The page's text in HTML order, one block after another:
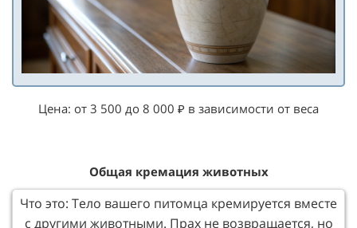
Цена: от 3 500 до 8 000 ₽ в зависимости от веса
Общая кремация животных
Что это: Тело вашего питомца кремируется вместе
с другими животными. Прах не возвращается, но